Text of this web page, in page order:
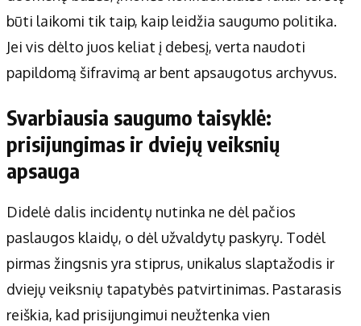
būti laikomi tik taip, kaip leidžia saugumo politika.
Jei vis dėlto juos keliat į debesį, verta naudoti
papildomą šifravimą ar bent apsaugotus archyvus.
Svarbiausia saugumo taisyklė:
prisijungimas ir dviejų veiksnių
apsauga
Didelė dalis incidentų nutinka ne dėl pačios
paslaugos klaidų, o dėl užvaldytų paskyrų. Todėl
pirmas žingsnis yra stiprus, unikalus slaptažodis ir
dviejų veiksnių tapatybės patvirtinimas. Pastarasis
reiškia, kad prisijungimui neužtenka vien